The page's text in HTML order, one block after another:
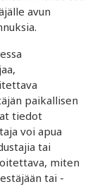
avun
paikallisen
tiedot
voi apua
tai
miten
tai -